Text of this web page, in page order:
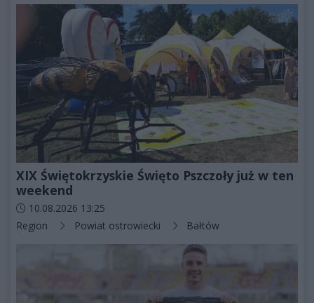
XIX Świętokrzyskie Święto Pszczoły już w ten
weekend
Data dodania artykułu:
10.08.2026 13:25
Kategorie artykułu:
Region Powiat ostrowiecki Bałtów